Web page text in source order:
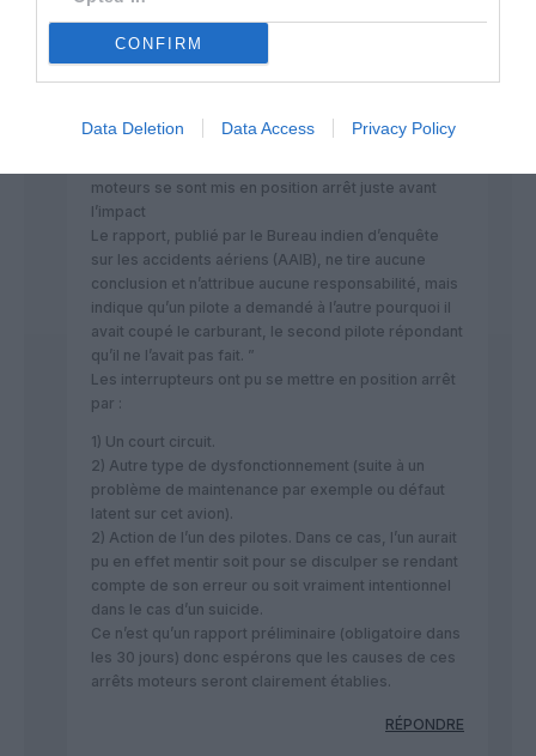
CONFIRM
Data Deletion Data Access Privacy Policy
été coupés par une action humaine.
MAIS le rapport ne ne dit pas cela :
moteurs se sont mis en position arrêt juste avant
l’impact
Le rapport, publié par le Bureau indien d’enquête
sur les accidents aériens (AAIB), ne tire aucune
conclusion et n’attribue aucune responsabilité, mais
indique qu’un pilote a demandé à l’autre pourquoi il
avait coupé le carburant, le second pilote répondant
qu’il ne l’avait pas fait. ”
Les interrupteurs ont pu se mettre en position arrêt
par :
1) Un court circuit.
2) Autre type de dysfonctionnement (suite à un
problème de maintenance par exemple ou défaut
latent sur cet avion).
2) Action de l’un des pilotes. Dans ce cas, l’un aurait
pu en effet mentir soit pour se disculper se rendant
compte de son erreur ou soit vraiment intentionnel
dans le cas d’un suicide.
Ce n’est qu’un rapport préliminaire (obligatoire dans
les 30 jours) donc espérons que les causes de ces
arrêts moteurs seront clairement établies.
RÉPONDRE